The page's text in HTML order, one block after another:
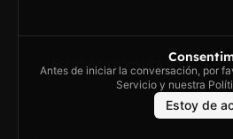
Antes de iniciar la conversación, por
Servicio y nuestra
Estoy de